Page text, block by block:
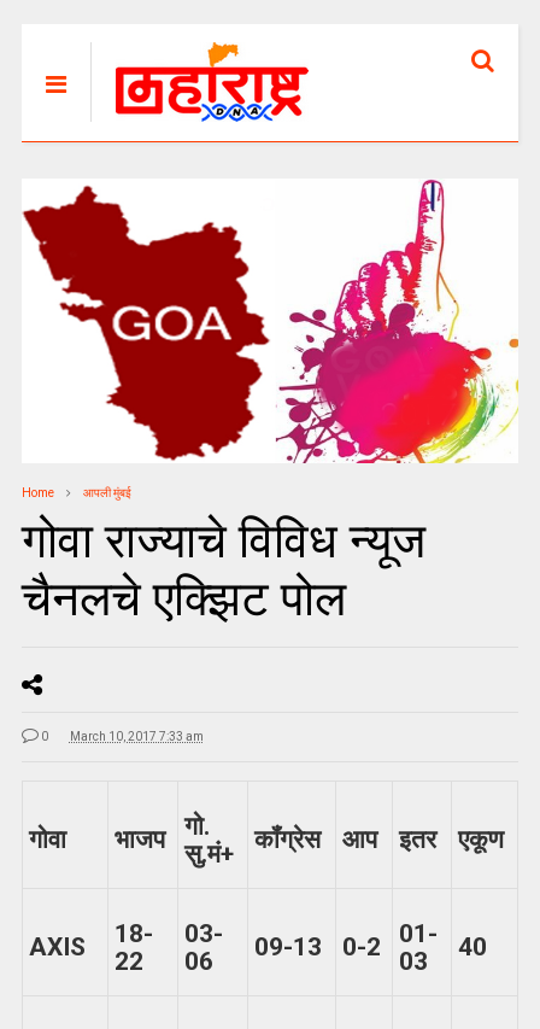
Home आपली मुंबई
गोवा राज्याचे विविध न्यूज
चैनलचे एक्झिट पोल
0 March 10, 2017 7:33 am
गोवा भाजप
गो.
सु.मं+
कॉंग्रेस आप इतर एकूण
AXIS
18-
22
03-
06
09-13 0-2
01-
03
40